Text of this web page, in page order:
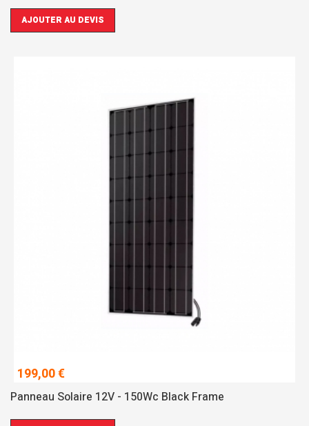
AJOUTER AU DEVIS
199,00 €
Panneau Solaire 12V - 150Wc Black Frame